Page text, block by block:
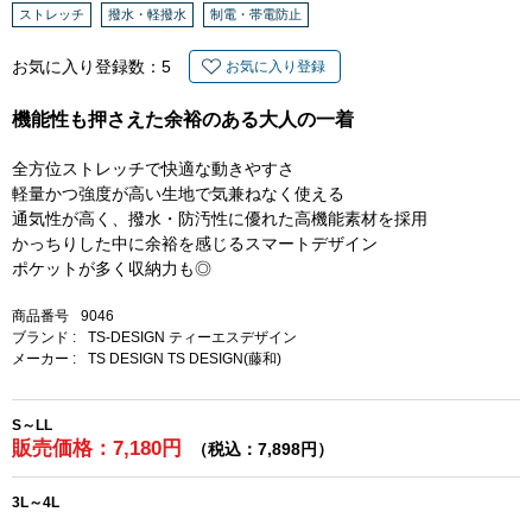
ストレッチ 撥水・軽撥水 制電・帯電防止
お気に入り登録数： 5 お気に入り登録
機能性も押さえた余裕のある大人の一着
全方位ストレッチで快適な動きやすさ
軽量かつ強度が高い生地で気兼ねなく使える
通気性が高く、撥水・防汚性に優れた高機能素材を採用
かっちりした中に余裕を感じるスマートデザイン
ポケットが多く収納力も◎
商品番号
9046
ブランド :
TS-DESIGN ティーエスデザイン
メーカー :
TS DESIGN TS DESIGN(藤和)
S～LL
販売価格：7,180円 （税込：7,898円）
3L～4L